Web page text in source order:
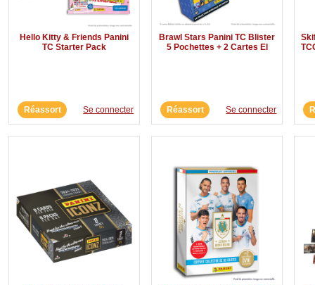
Hello Kitty & Friends Panini
TC Starter Pack
Réassort Se connecter
Brawl Stars Panini TC Blister
5 Pochettes + 2 Cartes El
Réassort Se connecter